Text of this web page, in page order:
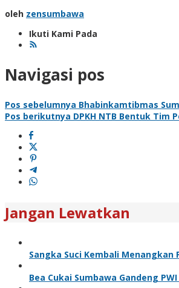
oleh zensumbawa
Ikuti Kami Pada
Navigasi pos
Pos sebelumnya Bhabinkamtibmas
Pos berikutnya DPKH NTB Bentuk Tim
Jangan Lewatkan
Sangka Suci Kembali
Bea Cukai Sumbawa Gandeng